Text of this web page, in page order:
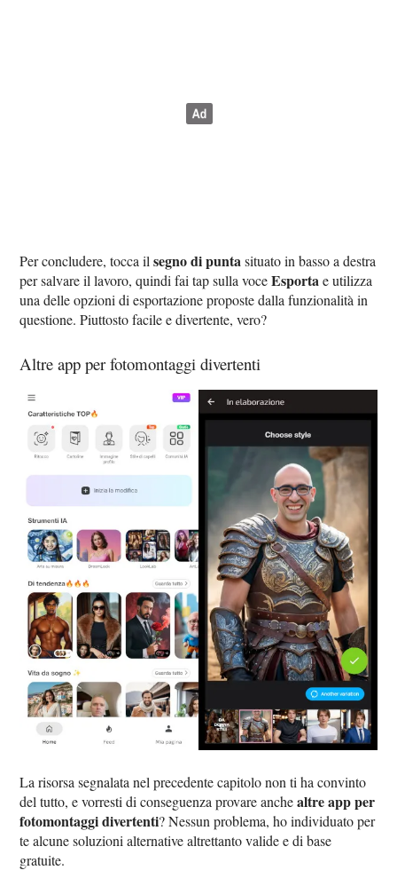
Per concludere, tocca ilsegno di puntasituato in basso a destra
per salvare il lavoro, quindi fai tap sulla voceEsportae utilizza
una delle opzioni di esportazione proposte dalla funzionalità in
questione. Piuttosto facile e divertente, vero?
Altre app per fotomontaggi divertenti
La risorsa segnalata nel precedente capitolo non ti ha convinto
del tutto, e vorresti di conseguenza provare anchealtre app per
fotomontaggi divertenti? Nessun problema, ho individuato per
te alcune soluzioni alternative altrettanto valide e di base
gratuite.